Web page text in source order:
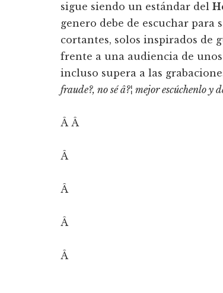
sigue siendo un estándar del
genero debe de escuchar para
cortantes, solos inspirados de
frente a una audiencia de
incluso supera a las
fraude?, no sé â?¦ mejor escúchenlo y
Â Â
Â
Â
Â
Â